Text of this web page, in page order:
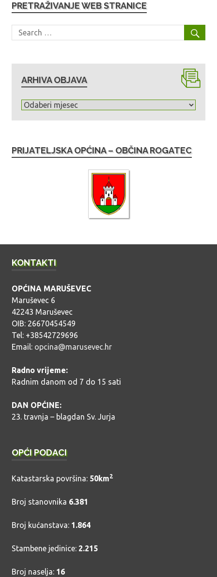
PRETRAŽIVANJE WEB STRANICE
ARHIVA OBJAVA
A
v
PRIJATELJSKA OPĆINA – OBČINA ROGATEC
KONTAKTI
OPĆINA MARUŠEVEC
Maruševec 6
42243 Maruševec
OIB: 26670454549
Tel: +38542729696
Email: opcina@marusevec.hr
Radno vrijeme:
Radnim danom od 7 do 15 sati
DAN OPĆINE:
23. travnja – blagdan Sv. Jurja
OPĆI PODACI
Katastarska površina: 50km2
Broj stanovnika 6.381
Broj kućanstava: 1.864
Stambene jedinice: 2.215
Broj naselja: 16